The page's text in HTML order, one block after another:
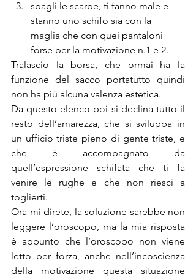
sbagli le scarpe, ti fanno male e
stanno uno schifo sia con la
maglia che con quei pantaloni
forse per la motivazione n.1 e 2.
Tralascio la borsa, che ormai ha la
funzione del sacco portatutto quindi
non ha più alcuna valenza estetica.
Da questo elenco poi si declina tutto il
resto dell’amarezza, che si sviluppa in
un ufficio triste pieno di gente triste, e
che è accompagnato da
quell’espressione schifata che ti fa
venire le rughe e che non riesci a
toglierti.
Ora mi direte, la soluzione sarebbe non
leggere l’oroscopo, ma la mia risposta
è appunto che l’oroscopo non viene
letto per forza, anche nell’incoscienza
della motivazione questa situazione